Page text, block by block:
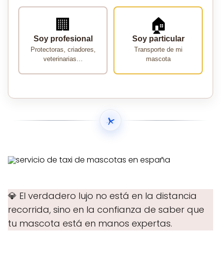
🏢
Soy profesional
Protectoras, criadores,
veterinarias…
🏠
Soy particular
Transporte de mi
mascota
💎 El verdadero lujo no está en la distancia
recorrida, sino en la confianza de saber que
tu mascota está en manos expertas.